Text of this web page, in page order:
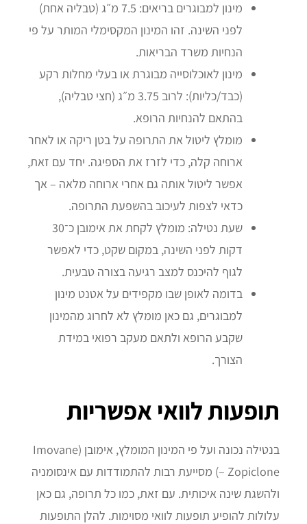
מינון למבוגרים בריאים: 7.5 מ״ג (טבליה אחת)
לפני השינה. זהו המינון המקסימלי המותר על פי
הנחיות משרד הבריאות.
מינון לאוכלוסייה מבוגרת או בעלי מחלות רקע
(כבד/כליות): לרוב 3.75 מ״ג (חצי טבליה),
בהתאם להנחיות הרופא.
מומלץ ליטול את התרופה על בטן ריקה או לאחר
ארוחה קלה, כדי לזרז את הספיגה. יחד עם זאת,
אפשר ליטול אותה גם אחרי ארוחה מלאה – אך
כדאי לצפות לעיכוב בהשפעת התרופה.
שעת נטילה: מומלץ לקחת את אימובן כ־30
דקות לפני השינה, במקום שקט, כדי לאפשר
לגוף להיכנס למצב רגיעה בצורה טבעית.
בדומה לאופן שבו מקפידים על אטנט מינון
למבוגרים, גם כאן מומלץ לא לחרוג מהמינון
שקבע הרופא ולתאם מעקב רפואי במידת
הצורך.
תופעות לוואי אפשריות
בנטילה נכונה ועל פי המינון המומלץ, אימובן (Imovane
– Zopiclone) מסייעת רבות להתמודדות עם אינסומניה
ולהשגת שינה איכותית. עם זאת, כמו כל תרופה, גם כאן
עלולות להופיע תופעות לוואי מסוימות. להלן התופעות